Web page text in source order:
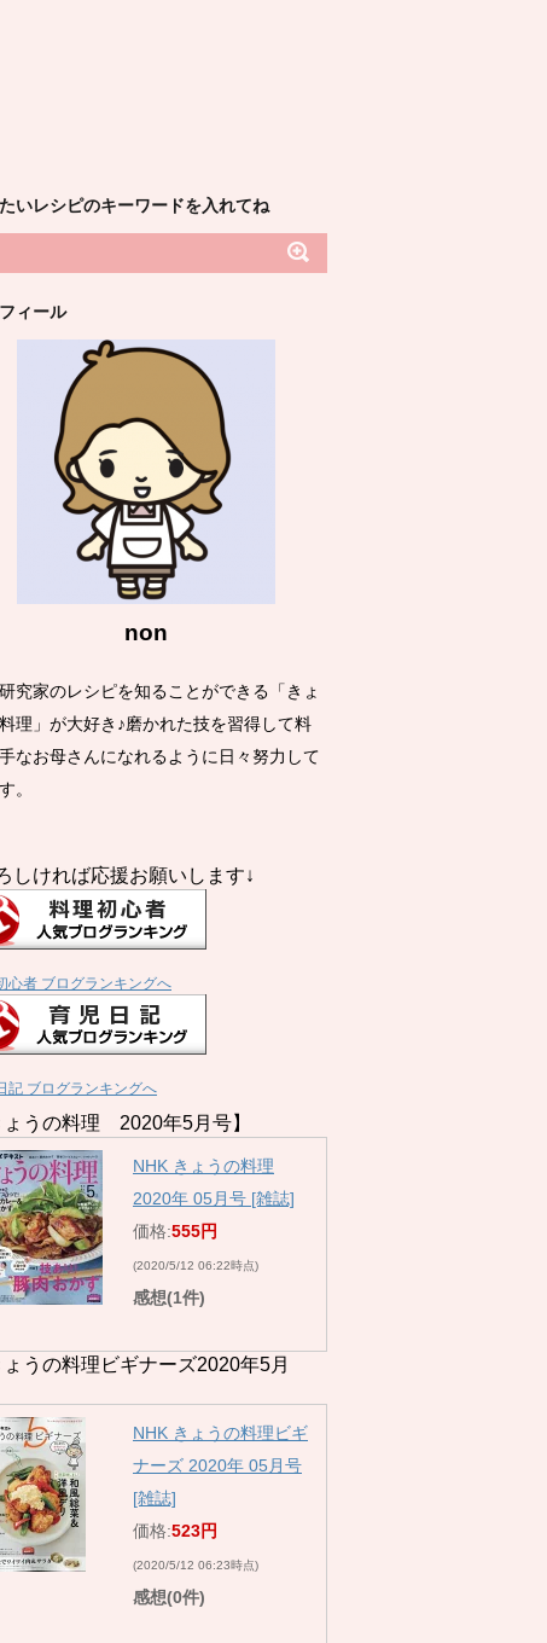
いレシピのキーワードを入れてね
ィール
non
究家のレシピを知ることができる「きょ
理」が大好き♪磨かれた技を習得して料
なお母さんになれるように日々努力して
。
しければ応援お願いします↓
心者 ブログランキングへ
記 ブログランキングへ
ょうの料理 2020年5月号】
NHK きょうの料理
2020年 05月号 [雑誌]
価格:555円
(2020/5/12 06:22時点)
感想(1件)
ょうの料理ビギナーズ2020年5月
NHK きょうの料理ビギ
ナーズ 2020年 05月号
[雑誌]
価格:523円
(2020/5/12 06:23時点)
感想(0件)